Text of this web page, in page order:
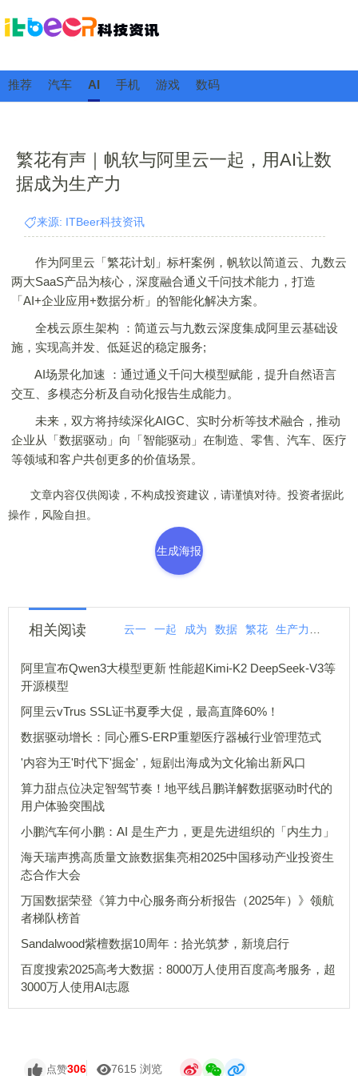
推荐 汽车 AI 手机 游戏 数码
繁花有声｜帆软与阿里云一起，用AI让数
据成为生产力
来源: ITBeer科技资讯
作为阿里云「繁花计划」标杆案例，帆软以简道云、九数云
两大SaaS产品为核心，深度融合通义千问技术能力，打造
「AI+企业应用+数据分析」的智能化解决方案。
全栈云原生架构 ：简道云与九数云深度集成阿里云基础设
施，实现高并发、低延迟的稳定服务;
AI场景化加速 ：通过通义千问大模型赋能，提升自然语言
交互、多模态分析及自动化报告生成能力。
未来，双方将持续深化AIGC、实时分析等技术融合，推动
企业从「数据驱动」向「智能驱动」在制造、零售、汽车、医疗
等领域和客户共创更多的价值场景。
文章内容仅供阅读，不构成投资建议，请谨慎对待。投资者据此
操作，风险自担。
生成海报
相关阅读 云一 一起 成为 数据 繁花 生产力
阿里宣布Qwen3大模型更新 性能超Kimi-K2 DeepSeek-V3等
开源模型
阿里云vTrus SSL证书夏季大促，最高直降60%！
数据驱动增长：同心雁S-ERP重塑医疗器械行业管理范式
'内容为王'时代下'掘金'，短剧出海成为文化输出新风口
算力甜点位决定智驾节奏！地平线吕鹏详解数据驱动时代的
用户体验突围战
小鹏汽车何小鹏：AI 是生产力，更是先进组织的「内生力」
海天瑞声携高质量文旅数据集亮相2025中国移动产业投资生
态合作大会
万国数据荣登《算力中心服务商分析报告（2025年）》领航
者梯队榜首
Sandalwood紫檀数据10周年：拾光筑梦，新境启行
百度搜索2025高考大数据：8000万人使用百度高考服务，超
3000万人使用AI志愿
点赞306 7615 浏览